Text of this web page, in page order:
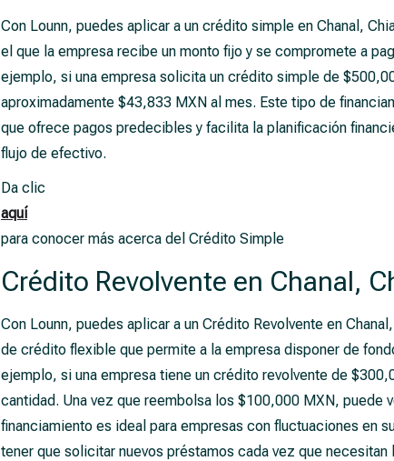
Con Lounn, puedes aplicar a un crédito simple en Chanal,
el que la empresa recibe un monto fijo y se compromete a
ejemplo, si una empresa solicita un crédito simple de
aproximadamente $43,833 MXN al mes. Este tipo de
que ofrece pagos predecibles y facilita la planificación
flujo de efectivo.
Da clic
aquí
para conocer más acerca del Crédito Simple
Crédito Revolvente en Chanal,
Con Lounn, puedes aplicar a un Crédito Revolvente en
de crédito flexible que permite a la empresa disponer de
ejemplo, si una empresa tiene un crédito revolvente de
cantidad. Una vez que reembolsa los $100,000 MXN,
financiamiento es ideal para empresas con fluctuaciones en
tener que solicitar nuevos préstamos cada vez que necesitan